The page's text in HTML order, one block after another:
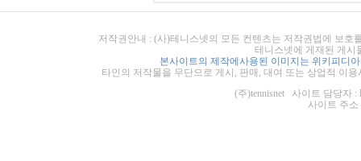
저작권안내 : (사)테니스넷의 모든 컨텐츠는 저작권법에 보
테니스넷에 게재된 게시
본사이트의 제작에사용된 이미지는 위키피디
타인의 저작물을 무단으로 게시, 판매, 대여 또는 상업적 이
(주)tennisnet 사이트 담당자 :
사이트 주